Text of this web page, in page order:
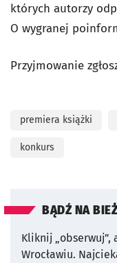
których autorzy
O wygranej
Przyjmowanie
premiera książki
konkurs
BĄDŹ NA
Kliknij
Wrocławiu.